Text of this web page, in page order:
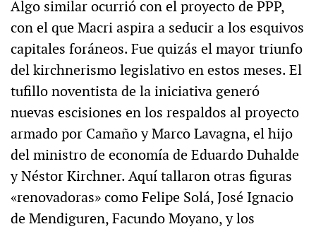
Algo similar ocurrió con el proyecto de PPP,
con el que Macri aspira a seducir a los esquivos
capitales foráneos. Fue quizás el mayor triunfo
del kirchnerismo legislativo en estos meses. El
tufillo noventista de la iniciativa generó
nuevas escisiones en los respaldos al proyecto
armado por Camaño y Marco Lavagna, el hijo
del ministro de economía de Eduardo Duhalde
y Néstor Kirchner. Aquí tallaron otras figuras
«renovadoras» como Felipe Solá, José Ignacio
de Mendiguren, Facundo Moyano, y los